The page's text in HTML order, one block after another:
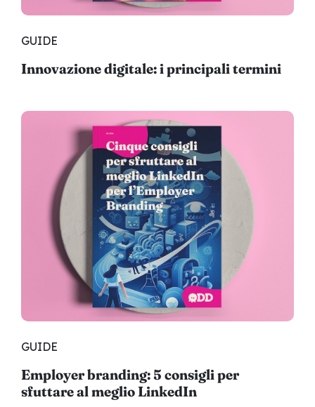
GUIDE
Innovazione digitale: i principali termini
GUIDE
Employer branding: 5 consigli per
sfuttare al meglio LinkedIn